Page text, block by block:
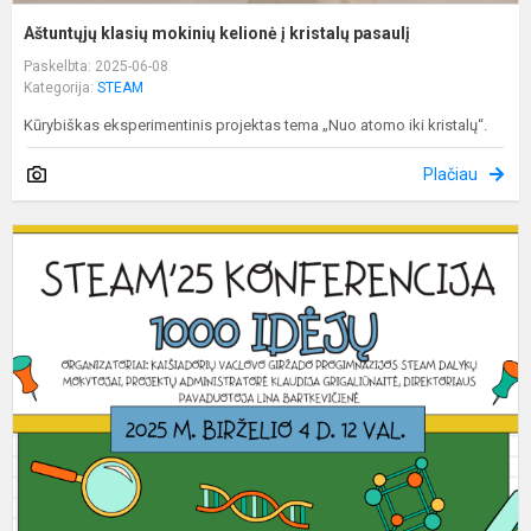
Aštuntųjų klasių mokinių kelionė į kristalų pasaulį
Paskelbta: 2025-06-08
Kategorija: STEAM
Kūrybiškas eksperimentinis projektas tema „Nuo atomo iki kristalų“.
Plačiau